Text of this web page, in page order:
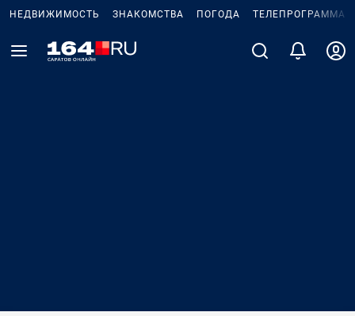
НЕДВИЖИМОСТЬ ЗНАКОМСТВА ПОГОДА ТЕЛЕПРОГРАММА